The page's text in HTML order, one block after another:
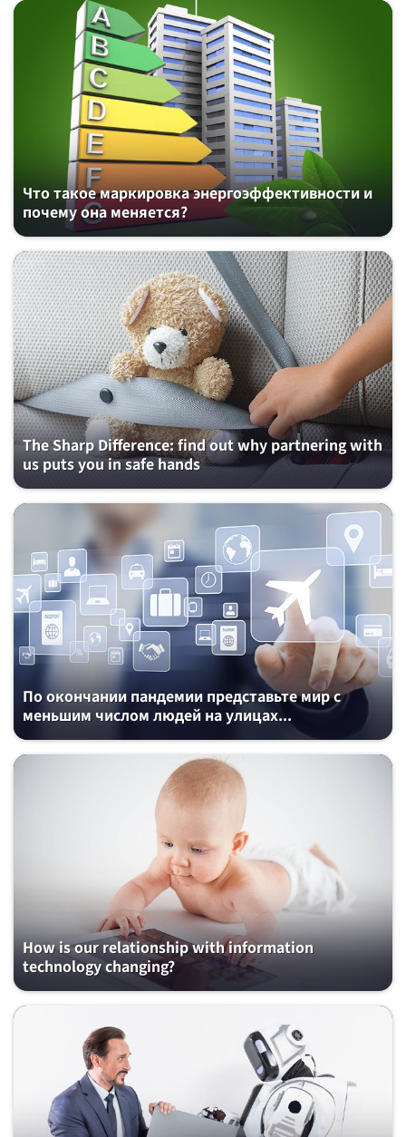
Что такое маркировка энергоэффективности и
почему она меняется?
The Sharp Difference: find out why partnering with
us puts you in safe hands
По окончании пандемии представьте мир с
меньшим числом людей на улицаx...
How is our relationship with information
technology changing?